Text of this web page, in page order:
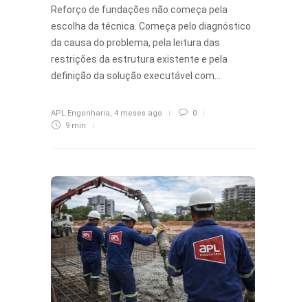
Reforço de fundações não começa pela
escolha da técnica. Começa pelo diagnóstico
da causa do problema, pela leitura das
restrições da estrutura existente e pela
definição da solução executável com…
APL Engenharia, 4 meses ago
0
9 min